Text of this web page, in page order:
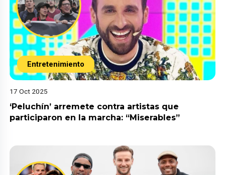
Entretenimiento
17 Oct 2025
‘Peluchín’ arremete contra artistas que
participaron en la marcha: “Miserables”